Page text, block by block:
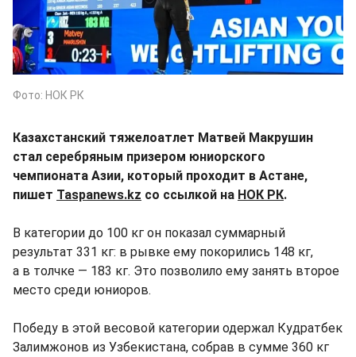
Фото: НОК РК
Казахстанский тяжелоатлет Матвей Макрушин
стал серебряным призером юниорского
чемпионата Азии, который проходит в Астане,
пишет Taspanews.kz со ссылкой на НОК РК.
В категории до 100 кг он показал суммарный
результат 331 кг: в рывке ему покорились 148 кг,
а в толчке — 183 кг. Это позволило ему занять второе
место среди юниоров.
Победу в этой весовой категории одержал Кудратбек
Залимжонов из Узбекистана, собрав в сумме 360 кг